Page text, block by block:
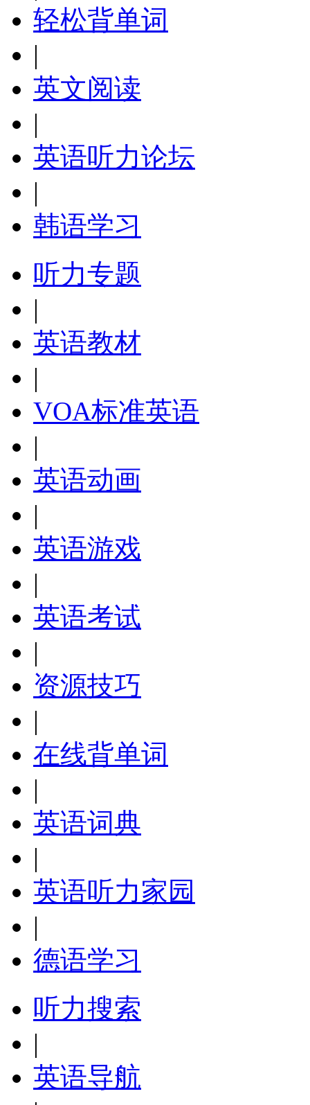
轻松背单词
|
英文阅读
|
英语听力论坛
|
韩语学习
听力专题
|
英语教材
|
VOA标准英语
|
英语动画
|
英语游戏
|
英语考试
|
资源技巧
|
在线背单词
|
英语词典
|
英语听力家园
|
德语学习
听力搜索
|
英语导航